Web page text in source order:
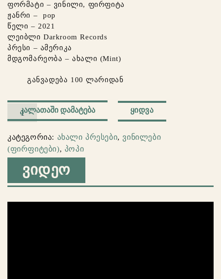
ფორმატი – ვინილი, ფირფიტა
ჟანრი – pop
წელი – 2021
ლეიბლი Darkroom Records
პრესი – ამერიკა
მდგომარეობა – ახალი (Mint)
განვადება 100 ლარიდან
რაოდენობა:
Billie
Eilish
–
Happier
Than
ᲙᲐᲚᲐᲗᲐᲨᲘ ᲓᲐᲛᲐᲢᲔᲑᲐ ᲧᲘᲓᲕᲐ
კატეგორია: ახალი პრესები, ვინილები
(ფირფიტები), პოპი
ᲕᲘᲓᲔᲝ